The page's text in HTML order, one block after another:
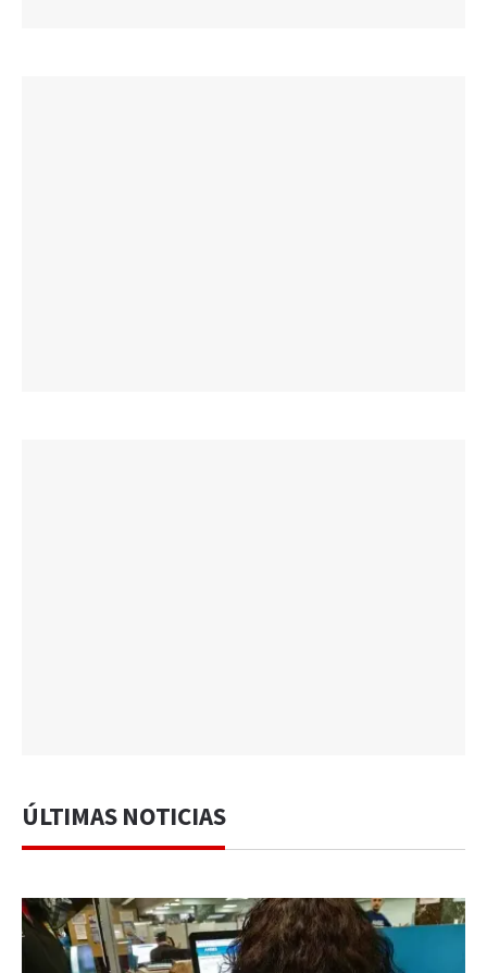
ÚLTIMAS NOTICIAS